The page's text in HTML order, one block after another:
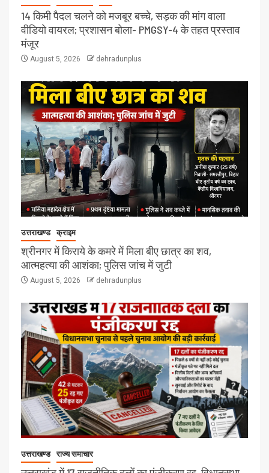
14 किमी पैदल चलने को मजबूर बच्चे, सड़क की मांग वाला
वीडियो वायरल; प्रशासन बोला- PMGSY-4 के तहत प्रस्ताव
मंजूर
August 5, 2026 dehradunplus
उत्तराखण्ड क्राइम
श्रीनगर में किराये के कमरे में मिला बीए छात्र का शव,
आत्महत्या की आशंका; पुलिस जांच में जुटी
August 5, 2026 dehradunplus
उत्तराखण्ड राज्य समाचार